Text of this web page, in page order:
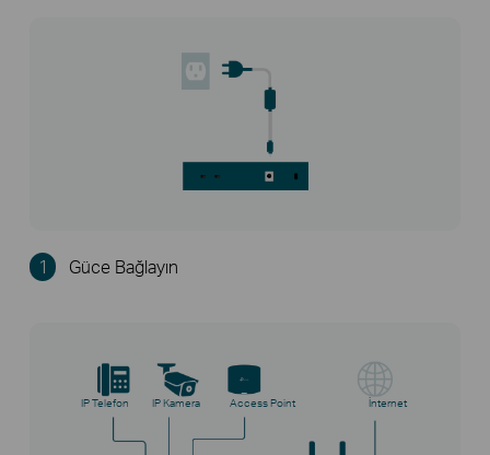
1 Güce Bağlayın
IP Telefon IP Kamera Access Point İnternet